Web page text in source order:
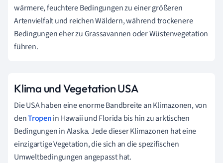
wärmere, feuchtere Bedingungen zu einer größeren
Artenvielfalt und reichen Wäldern, während trockenere
Bedingungen eher zu Grassavannen oder Wüstenvegetation
führen.
Klima und Vegetation USA
Die USA haben eine enorme Bandbreite an Klimazonen, von
denTropenin Hawaii und Florida bis hin zu arktischen
Bedingungen in Alaska. Jede dieser Klimazonen hat eine
einzigartige Vegetation, die sich an die spezifischen
Umweltbedingungen angepasst hat.